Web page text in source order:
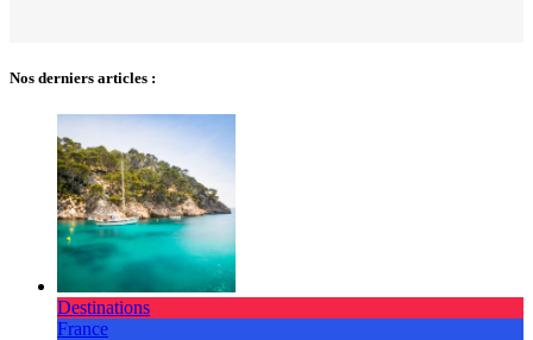
Nos derniers articles :
Destinations
France